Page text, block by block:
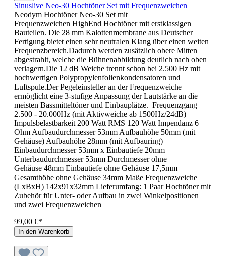
Sinuslive Neo-30 Hochtöner Set mit Frequenzweichen
Neodym Hochtöner Neo-30 Set mit
Frequenzweichen HighEnd Hochtöner mit erstklassigen
Bauteilen. Die 28 mm Kalottenmembrane aus Deutscher
Fertigung bietet einen sehr neutralen Klang über einen weiten
Frequenzbereich.Dadurch werden zusätzlich obere Mitten
abgestrahlt, welche die Bühnenabbildung deutlich nach oben
verlagern.Die 12 dB Weiche trennt schon bei 2.500 Hz mit
hochwertigen Polypropylenfolienkondensatoren und
Luftspule.Der Pegeleinsteller an der Frequenzweiche
ermöglicht eine 3-stufige Anpassung der Lautstärke an die
meisten Bassmitteltöner und Einbauplätze. Frequenzgang
2.500 - 20.000Hz (mit Aktivweiche ab 1500Hz/24dB)
Impulsbelastbarkeit 200 Watt RMS 120 Watt Impendanz 6
Ohm Aufbaudurchmesser 53mm Aufbauhöhe 50mm (mit
Gehäuse) Aufbauhöhe 28mm (mit Aufbauring)
Einbaudurchmesser 53mm x Einbautiefe 20mm
Unterbaudurchmesser 53mm Durchmesser ohne
Gehäuse 48mm Einbautiefe ohne Gehäuse 17,5mm
Gesamthöhe ohne Gehäuse 34mm Maße Frequenzweiche
(LxBxH) 142x91x32mm Lieferumfang: 1 Paar Hochtöner mit
Zubehör für Unter- oder Aufbau in zwei Winkelpositionen
und zwei Frequenzweichen
99,00 €*
In den Warenkorb